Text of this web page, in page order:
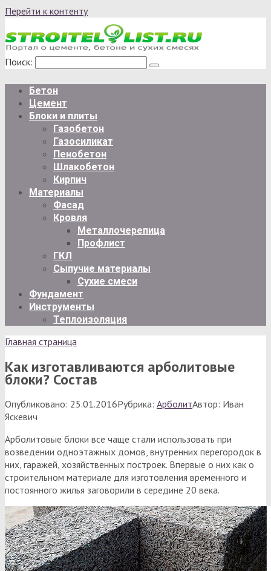
Перейти к контенту
Поиск:
Бетон
Цемент
Блоки и плиты
Газобетон
Газосиликат
Пенобетон
Шлакобетон
Кирпич
Материалы
Фасад
Кровля
Металлочерепица
Профлист
ГКЛ
Сыпучие материалы
Сухие смеси
Фундамент
Инструменты
Теплоизоляция
Главная страница
Как изготавливаются арболитовые
блоки? Состав
Опубликовано: 25.01.2016Рубрика: АрболитАвтор: Иван
Яскевич
Арболитовые блоки все чаще стали использовать при
возведении одноэтажных домов, внутренних перегородок в
них, гаражей, хозяйственных построек. Впервые о них как о
строительном материале для изготовления временного и
постоянного жилья заговорили в середине 20 века.